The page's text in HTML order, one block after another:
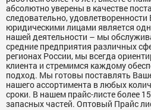
абсолютно уверены в качестве
следовательно,
юридическими лицами является
нашей деятельности – мы
средние предприятия различных
регионах России, мы всегда
клиента и стремимся каждому
подход. Мы готовы поставлять
нашего ассортимента в любых
сроки. В нашем прайс-листе более
запасных частей. Оптовый Прайс